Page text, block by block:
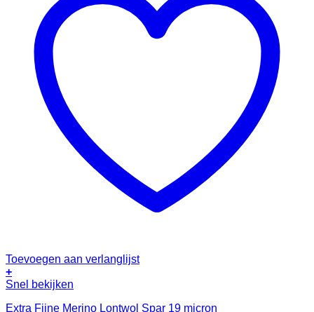
Toevoegen aan verlanglijst
+
Snel bekijken
Extra Fijne Merino Lontwol Spar 19 micron